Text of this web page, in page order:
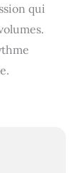
qui